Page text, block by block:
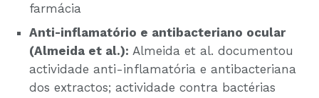
farmácia
Anti-inflamatório e antibacteriano ocular
(Almeida et al.): Almeida et al. documentou
actividade anti-inflamatória e antibacteriana
dos extractos; actividade contra bactérias